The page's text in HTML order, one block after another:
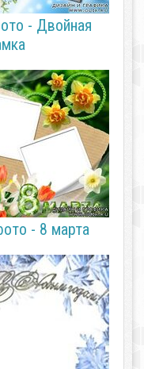
- Двойная
- 8 марта